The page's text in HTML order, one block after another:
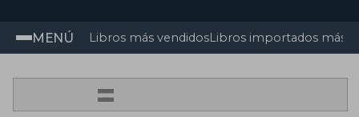
MENÚ Libros más vendidosLibros importados más
=